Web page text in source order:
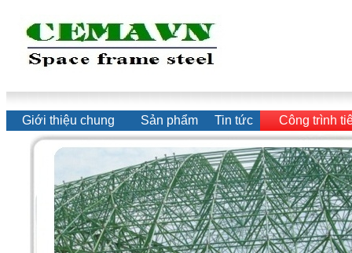
Giới thiệu chung Sản phẩm Tin tức Công trình